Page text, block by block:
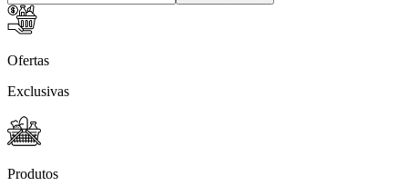
Ofertas
Exclusivas
Produtos